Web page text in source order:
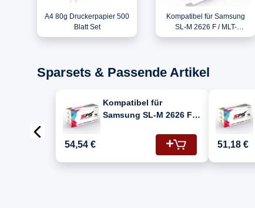
A4 80g Druckerpapier 500
Blatt Set
Kompatibel für Samsung
SL-M 2626 F / MLT-
D116L/ELS / 116L Toner
Sparsets & Passende Artikel
Kompatibel für
Samsung SL-M 2626 F
54,54 € 51,18 €